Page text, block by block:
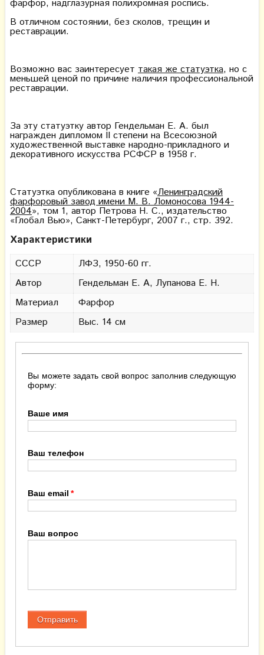
фарфор, надглазурная полихромная роспись.
В отличном состоянии, без сколов, трещин и
реставрации.
Возможно вас заинтересует такая же статуэтка, но с
меньшей ценой по причине наличия профессиональной
реставрации.
За эту статуэтку автор Гендельман Е. А. был
награжден дипломом II степени на Всесоюзной
художественной выставке народно-прикладного и
декоративного искусства РСФСР в 1958 г.
Статуэтка опубликована в книге «Ленинградский
фарфоровый завод имени М. В. Ломоносова 1944-
2004», том 1, автор Петрова Н. С., издательство
«Глобал Вью», Санкт-Петербург, 2007 г., стр. 392.
Характеристики
СССР
ЛФЗ, 1950-60 гг.
Автор
Гендельман Е. А, Лупанова Е. Н.
Материал
Фарфор
Размер
Выс. 14 см
Вы можете задать свой вопрос заполнив следующую
форму:
Ваше имя
Ваш телефон
Ваш email
Ваш вопрос